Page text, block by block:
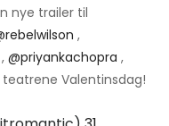
nye trailer til
,
, @priyankachopra ,
Valentinsdag!